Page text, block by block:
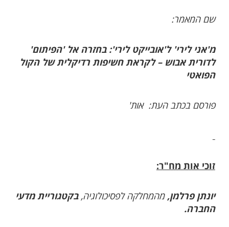
שם המאמר:
מ'אני לירי' ל'אובייקט לירי': בחזרה אל 'הפיתום'
לדורית אבוש – לקראת חשיפות רדיקלית של הקול
הפואטי
פורסם בכתב העת: אות'
זוכי אות מח"ר:
יונתן פרלמן,מהמחלקה לפסיכולוגיה,בקטגוריית מדעי
החברה.